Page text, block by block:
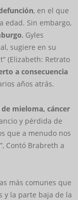
, en el que
edad. Sin embargo,
, Gyles
sugiere en su
(Elizabeth: Retrato
a consecuencia
años atrás.
mieloma, cáncer
y pérdida de
que a menudo nos
Contó Brabreth a
más comunes que
y la parte baja de la